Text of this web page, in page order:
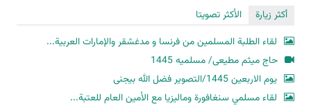
أكثر زيارة
الأكثر تصويتا
لقاء الطلبة المسلمين من فرنسا و مدغشقر والإمارات العربية...
حاج میثم مطیعی/ مسلمیه 1445
یوم الاربعین 1445/التصویر فضل الله بیجنی
لقاء مسلمي سنغافورة وماليزيا مع الأمين العام للعتبة...